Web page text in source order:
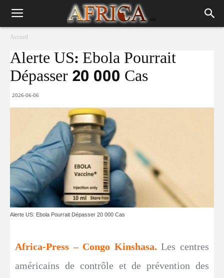
Accueil
Alerte US: Ebola Pourrait
Dépasser 20 000 Cas
2026-06-06
Alerte US: Ebola Pourrait Dépasser 20 000 Cas
Africa-Press – Congo Kinshasa.Les centres
américains de contrôle et de prévention des